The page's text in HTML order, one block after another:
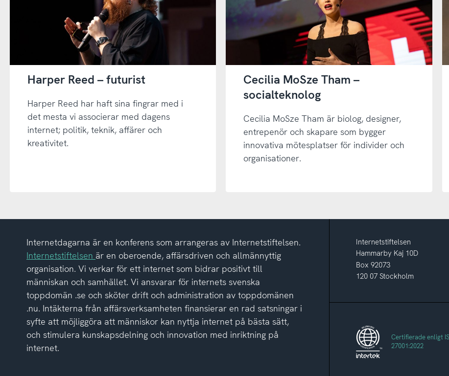
Harper Reed – futurist
Harper Reed har haft sina fingrar med i
det mesta vi associerar med dagens
internet; politik, teknik, affärer och
kreativitet.
Cecilia MoSze Tham –
socialteknolog
Cecilia MoSze Tham är biolog, designer,
entrepenör och skapare som bygger
innovativa mötesplatser för individer och
organisationer.
Internetdagarna är en konferens som arrangeras av Internetstiftelsen.
Internetstiftelsen är en oberoende, affärsdriven och allmännyttig
organisation. Vi verkar för ett internet som bidrar positivt till
människan och samhället. Vi ansvarar för internets svenska
toppdomän .se och sköter drift och administration av toppdomänen
.nu. Intäkterna från affärsverksamheten finansierar en rad satsningar i
syfte att möjliggöra att människor kan nyttja internet på bästa sätt,
och stimulera kunskapsdelning och innovation med inriktning på
internet.
Internetstiftelsen
Hammarby Kaj 10D
Box 92073
120 07 Stockholm
Certifierade enligt
27001:2022